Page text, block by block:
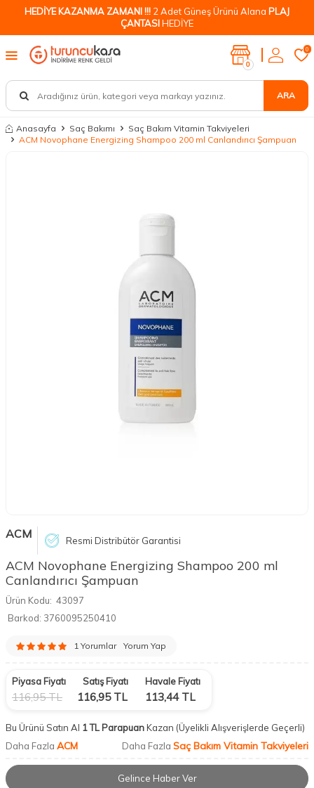
HEDİYE KAZANMA ZAMANI !!! 2 Adet Güneş Ürünü Alana PLAJ
ÇANTASIHEDİYE
ARA
0
0
Anasayfa Saç Bakımı
Saç Bakım Vitamin Takviyeleri
ACM Novophane Energizing Shampoo 200 ml Canlandırıcı Şampuan
ACM Resmi Distribütör Garantisi
ACM Novophane Energizing Shampoo 200 ml
Canlandırıcı Şampuan
Ürün Kodu: 43097
Barkod: 3760095250410
1 Yorumlar Yorum Yap
Piyasa Fiyatı
116,95TL
Satış Fiyatı
116,95TL
Havale Fiyatı
113,44TL
Bu Ürünü Satın Al 1 TL ParapuanKazan (Üyelikli Alışverişlerde Geçerli)
Daha Fazla ACM Daha Fazla Saç Bakım Vitamin Takviyeleri
Gelince Haber Ver